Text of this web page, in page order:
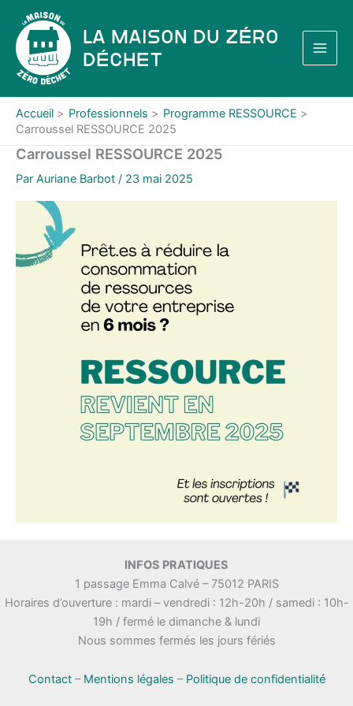
contenu
La Maison du Zéro
Déchet
Accueil Professionnels
Programme RESSOURCE
Carroussel RESSOURCE 2025
Carroussel RESSOURCE 2025
Par Auriane Barbot / 23 mai 2025
INFOS PRATIQUES
1 passage Emma Calvé – 75012 PARIS
Horaires d’ouverture : mardi – vendredi : 12h-20h / samedi : 10h-
19h / fermé le dimanche & lundi
Nous sommes fermés les jours fériés
Contact– Mentions légales – Politique de confidentialité